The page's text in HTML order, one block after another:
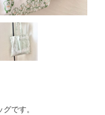
です。